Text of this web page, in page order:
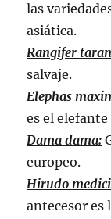
las
asiática.
Rangifer
salvaje.
Elephas
es el
Dama dama:
europeo.
Hirudo
antecesor es